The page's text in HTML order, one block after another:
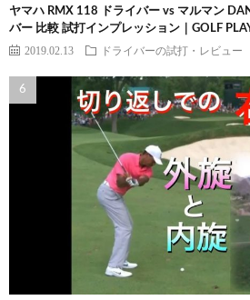
ヤマハ RMX 118 ドライバー vs マルマン
バー 比較 試打インプレッション｜GOLF
2019.02.13 ドライバーの試打・レビュー